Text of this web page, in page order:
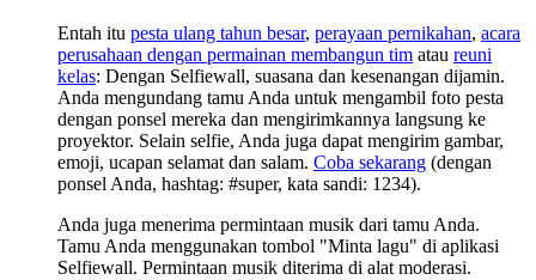
Entah itu pesta ulang tahun besar, perayaan pernikahan, acara
perusahaan dengan permainan membangun tim atau reuni
kelas: Dengan Selfiewall, suasana dan kesenangan dijamin.
Anda mengundang tamu Anda untuk mengambil foto pesta
dengan ponsel mereka dan mengirimkannya langsung ke
proyektor. Selain selfie, Anda juga dapat mengirim gambar,
emoji, ucapan selamat dan salam. Coba sekarang (dengan
ponsel Anda, hashtag: #super, kata sandi: 1234).
Anda juga menerima permintaan musik dari tamu Anda.
Tamu Anda menggunakan tombol "Minta lagu" di aplikasi
Selfiewall. Permintaan musik diterima di alat moderasi.